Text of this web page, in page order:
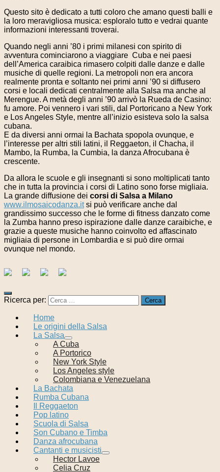
Questo sito è dedicato a tutti coloro che amano questi balli e
la loro meravigliosa musica: esploralo tutto e vedrai quante
informazioni interessanti troverai.
Quando negli anni ’80 i primi milanesi con spirito di
avventura cominciarono a viaggiare Cuba e nei paesi
dell’America caraibica rimasero colpiti dalle danze e dalle
musiche di quelle regioni. La metropoli non era ancora
realmente pronta e soltanto nei primi anni ’90 si diffusero
corsi e locali dedicati centralmente alla Salsa ma anche al
Merengue. A metà degli anni ’90 arrivò la Rueda de Casino:
fu amore. Poi vennero i vari stili, dal Portoricano a New York
e Los Angeles Style, mentre all’inizio esisteva solo la salsa
cubana.
E da diversi anni ormai la Bachata spopola ovunque, e
l’interesse per altri stili latini, il Reggaeton, il Chacha, il
Mambo, la Rumba, la Cumbia, la danza Afrocubana è
crescente.
Da allora le scuole e gli insegnanti si sono moltiplicati tanto
che in tutta la provincia i corsi di Latino sono forse migliaia.
La grande diffusione dei corsi di Salsa a Milano
www.ilmosaicodanza.itsi può verificare anche dal
grandissimo successo che le forme di fitness danzato come
la Zumba hanno preso ispirazione dalle danze caraibiche, e
grazie a queste musiche hanno coinvolto ed affascinato
migliaia di persone in Lombardia e si può dire ormai
ovunque nel mondo.
Ricerca per:
Home
Le origini della Salsa
La Salsa
A Cuba
A Portorico
New York Style
Los Angeles style
Colombiana e Venezuelana
La Bachata
Rumba Cubana
Il Reggaeton
Pop latino
Scuola di Salsa
Son Cubano e Timba
Danza afrocubana
Cantanti e musicisti
Hector Lavoe
Celia Cruz